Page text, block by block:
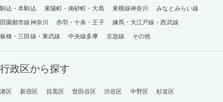
駒込・本駒込
東陽町・南砂町・大島 東横線神奈川
みなとみらい線
田園都市線神奈川
赤羽・十条・王子
練馬・大江戸線・西武線
板橋・三田線・東武線
中央線多摩 京急線 その他
行政区から探す
港区 新宿区 目黒区 世田谷区 渋谷区 中野区 杉並区